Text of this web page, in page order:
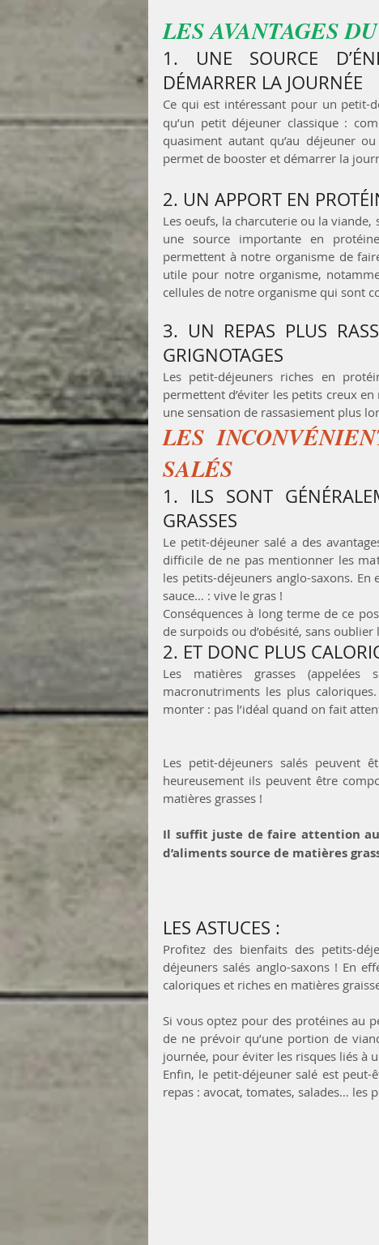
LES AVANTAGES
1. UNE SOURCE
DÉMARRER LA JOURNÉE
Ce qui est intéressant pour un petit-
qu’un petit déjeuner classique :
quasiment autant qu’au déjeuner
permet de booster et démarrer la
2. UN APPORT EN
Les oeufs, la charcuterie ou la viande,
une source importante en
permettent à notre organisme de
utile pour notre organisme,
cellules de notre organisme qui sont
3. UN REPAS PLUS
GRIGNOTAGES
Les petit-déjeuners riches en
permettent d’éviter les petits creux
une sensation de rassasiement plus
LES
SALÉS
1. ILS SONT
GRASSES
Le petit-déjeuner salé a des
difficile de ne pas mentionner les
les petits-déjeuners anglo-saxons.
sauce… : vive le gras !
Conséquences à long terme de ce
de surpoids ou d’obésité, sans
2. ET DONC PLUS
Les matières grasses
macronutriments les plus
monter : pas l’idéal quand on fait
Les petit-déjeuners salés peuvent
heureusement ils peuvent être
matières grasses !
Il suffit juste de faire attention au
d’aliments source de matières
LES ASTUCES :
Profitez des bienfaits des petits-
déjeuners salés anglo-saxons ! En
caloriques et riches en matières
Si vous optez pour des protéines au
de ne prévoir qu’une portion de
journée, pour éviter les risques liés à
Enfin, le petit-déjeuner salé est peut-
repas : avocat, tomates, salades… les